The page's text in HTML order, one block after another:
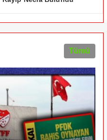
Tümü